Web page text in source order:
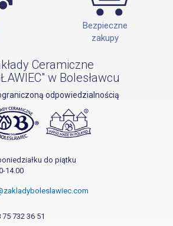
Bezpieczne
zakupy
Ceramiczne
w Bolesławcu
odpowiedzialnością
do piątku
14.00
732 36 51